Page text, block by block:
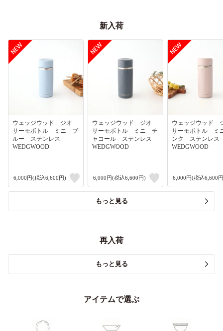
新入荷
ウェッジウッド ジオ
サーモボトル ミニ ブ
ルー ステンレス
WEDGWOOD
6,000円(税込6,600円)
ウェッジウッド ジオ
サーモボトル ミニ チ
ャコール ステンレス
WEDGWOOD
6,000円(税込6,600円)
ウェッジウッド
サーモボトル
ンク ステンレ
WEDGWOOD
6,000円(税込6,600
もっと見る
再入荷
もっと見る
アイテムで選ぶ